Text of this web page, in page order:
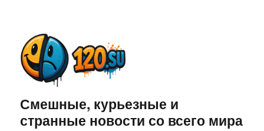
Смешные, курьезные и
странные новости со всего мира